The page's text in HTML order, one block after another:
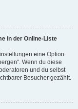
in der Online-Liste
eine Option
Wenn du diese
und du selbst
Besucher gezählt.